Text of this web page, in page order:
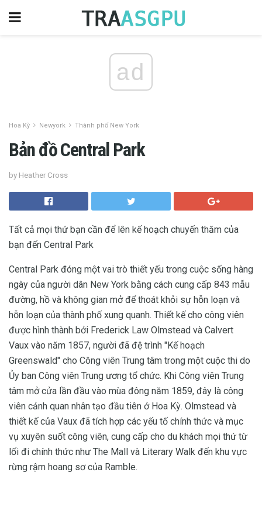
ad
Hoa Kỳ Newyork Thành phố New York
Bản đồ Central Park
by Heather Cross
Tất cả mọi thứ bạn cần để lên kế hoạch chuyến thăm của
bạn đến Central Park
Central Park đóng một vai trò thiết yếu trong cuộc sống hàng
ngày của người dân New York bằng cách cung cấp 843 mẫu
đường, hồ và không gian mở để thoát khỏi sự hỗn loạn và
hỗn loạn của thành phố xung quanh. Thiết kế cho công viên
được hình thành bởi Frederick Law Olmstead và Calvert
Vaux vào năm 1857, người đã đệ trình "Kế hoạch
Greenswald" cho Công viên Trung tâm trong một cuộc thi do
Ủy ban Công viên Trung ương tổ chức. Khi Công viên Trung
tâm mở cửa lần đầu vào mùa đông năm 1859, đây là công
viên cảnh quan nhân tạo đầu tiên ở Hoa Kỳ. Olmstead và
thiết kế của Vaux đã tích hợp các yếu tố chính thức và mục
vụ xuyên suốt công viên, cung cấp cho du khách mọi thứ từ
lối đi chính thức như The Mall và Literary Walk đến khu vực
rừng rậm hoang sơ của Ramble.